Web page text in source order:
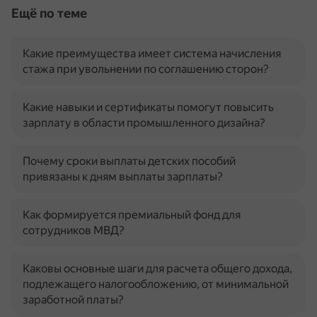
Ещё по теме
Какие преимущества имеет система начисления
стажа при увольнении по соглашению сторон?
Какие навыки и сертификаты помогут повысить
зарплату в области промышленного дизайна?
Почему сроки выплаты детских пособий
привязаны к дням выплаты зарплаты?
Как формируется премиальный фонд для
сотрудников МВД?
Каковы основные шаги для расчета общего дохода,
подлежащего налогообложению, от минимальной
заработной платы?